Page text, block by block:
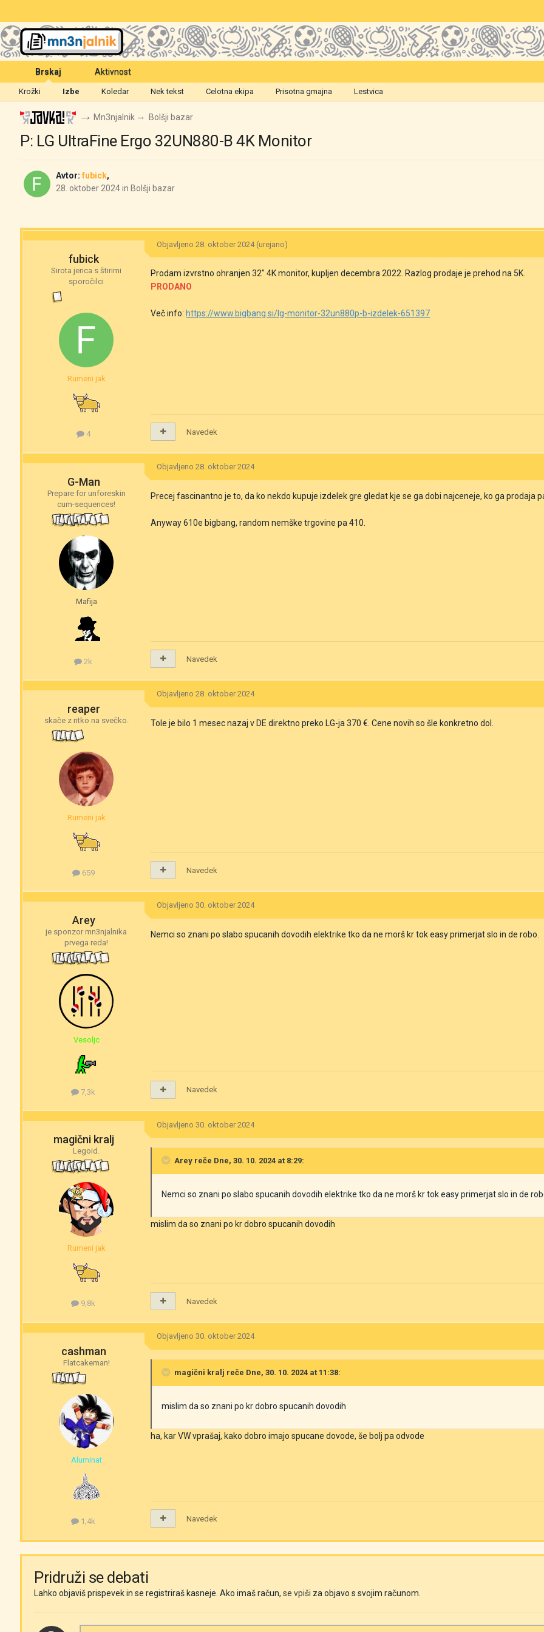
Brskaj
Krožki Izbe Koledar Nek tekst Celotna ekipa Prisotna gmajna Lestvica
Aktivnost
Mn3njalnik Bolšji bazar
P: LG UltraFine Ergo 32UN880-B 4K Monitor
Avtor:fubick,
28. oktober 2024in Bolšji bazar
fubick
Sirota jerica s štirimi
sporočilci
Rumeni jak
4
Objavljeno28. oktober 2024 (urejano)
Prodam izvrstno ohranjen 32" 4K monitor, kupljen decembra 2022. Razlog prodaje je prehod na 5K.
PRODANO
Več info: https://www.bigbang.si/lg-monitor-32un880p-b-izdelek-651397
Navedek
G-Man
Prepare for unforeskin
cum-sequences!
Mafija
2k
Objavljeno28. oktober 2024
Precej fascinantno je to, da ko nekdo kupuje izdelek gre gledat kje se ga dobi najceneje, ko ga prodaja
Anyway 610e bigbang, random nemške trgovine pa 410.
Navedek
reaper
skače z ritko na svečko.
Rumeni jak
659
Objavljeno28. oktober 2024
Tole je bilo 1 mesec nazaj v DE direktno preko LG-ja 370 €. Cene novih so šle konkretno dol.
Navedek
Arey
je sponzor mn3njalnika
prvega reda!
Vesoljc
7,3k
Objavljeno30. oktober 2024
Nemci so znani po slabo spucanih dovodih elektrike tko da ne morš kr tok easy primerjat slo in de robo.
Navedek
magični kralj
Legoid.
Rumeni jak
9,8k
Objavljeno30. oktober 2024
Arey reče Dne, 30. 10. 2024 at 8:29:
Nemci so znani po slabo spucanih dovodih elektrike tko da ne morš kr tok easy primerjat slo in de
mislim da so znani po kr dobro spucanih dovodih
Navedek
cashman
Flatcakeman!
Aluminat
1,4k
Objavljeno30. oktober 2024
magični kralj reče Dne, 30. 10. 2024 at 11:38:
mislim da so znani po kr dobro spucanih dovodih
ha, kar VW vprašaj, kako dobro imajo spucane dovode, še bolj pa odvode
Navedek
Pridruži se debati
Lahko objaviš prispevek in se registriraš kasneje. Ako imaš račun,se vpiši za objavo s svojim računom.